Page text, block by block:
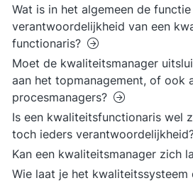
Wat is in het algemeen de functie
verantwoordelijkheid van een
functionaris?
Moet de kwaliteitsmanager
aan het topmanagement, of ook
procesmanagers?
Is een kwaliteitsfunctionaris wel
toch ieders
Kan een kwaliteitsmanager zich
Wie laat je het kwaliteitssysteem